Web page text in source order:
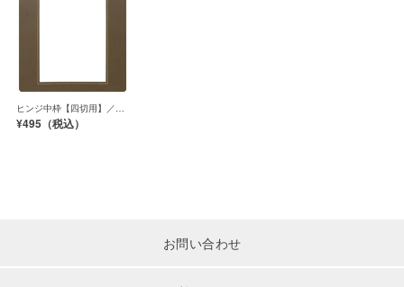
ヒンジ中枠【四切用】／四
切角／茶(クチバ)
¥495（税込）
お問い合わせ